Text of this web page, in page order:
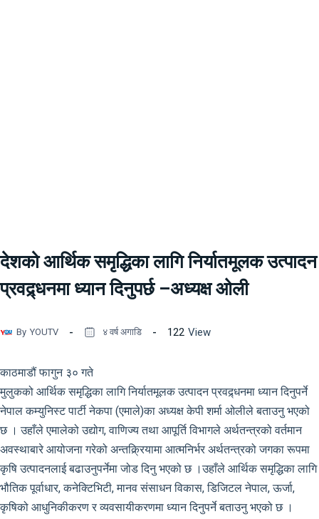
देशको आर्थिक समृद्धिका लागि निर्यातमूलक उत्पादन
प्रवद्र्धनमा ध्यान दिनुपर्छ –अध्यक्ष ओली
By YOUTV ४ वर्ष अगाडि 122 View
काठमाडौं फागुन ३० गते
मुलुकको आर्थिक समृद्धिका लागि निर्यातमूलक उत्पादन प्रवद्र्धनमा ध्यान दिनुपर्ने
नेपाल कम्युनिस्ट पार्टी नेकपा (एमाले)का अध्यक्ष केपी शर्मा ओलीले बताउनु भएको
छ । उहाँले एमालेको उद्योग, वाणिज्य तथा आपूर्ति विभागले अर्थतन्त्रको वर्तमान
अवस्थाबारे आयोजना गरेको अन्तक्र्रियामा आत्मनिर्भर अर्थतन्त्रको जगका रूपमा
कृषि उत्पादनलाई बढाउनुपर्नेमा जोड दिनु भएको छ ।उहाँले आर्थिक समृद्धिका लागि
भौतिक पूर्वाधार, कनेक्टिभिटी, मानव संसाधन विकास, डिजिटल नेपाल, ऊर्जा,
कृषिको आधुनिकीकरण र व्यवसायीकरणमा ध्यान दिनुपर्ने बताउनु भएको छ ।